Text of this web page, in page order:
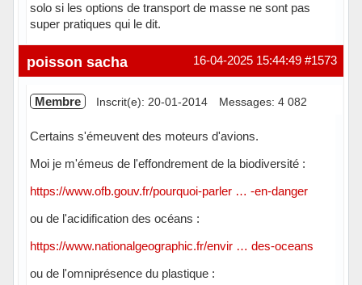
solo si les options de transport de masse ne sont pas
super pratiques qui le dit.
Hors ligne #1573
16-04-2025 15:44:49
poisson sacha
Membre Inscrit(e): 20-01-2014 Messages: 4 082
Certains s'émeuvent des moteurs d'avions.
Moi je m'émeus de l'effondrement de la biodiversité :
https://www.ofb.gouv.fr/pourquoi-parler … -en-danger
ou de l'acidification des océans :
https://www.nationalgeographic.fr/envir … des-oceans
ou de l'omniprésence du plastique :